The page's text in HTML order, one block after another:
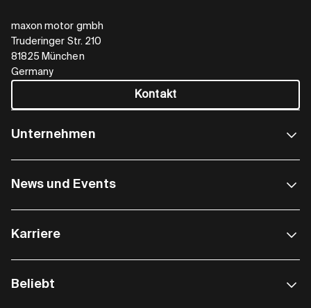
maxon motor gmbh
Truderinger Str. 210
81825 München
Germany
Kontakt
Unternehmen
News und Events
Karriere
Beliebt